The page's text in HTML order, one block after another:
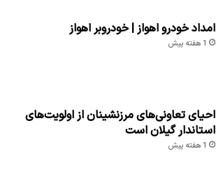
امداد خودرو اهواز | خودروبر اهواز
1 هفته پیش
احیای تعاونی‌های مرزنشینان از اولویت‌های
استاندار گیلان است
1 هفته پیش